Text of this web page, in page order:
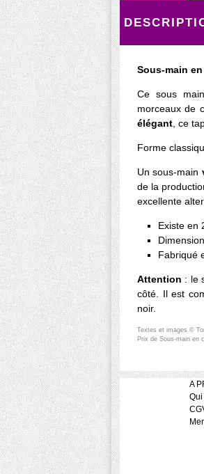
Sous-main
Ce sous
morceaux de
élégant, ce
Forme
Un sous-main
de la
excellente
Existe en
Fabriqué
Attention : le
côté. Il est
noir.
Textes et images ©
Prix de Sous-main en
A